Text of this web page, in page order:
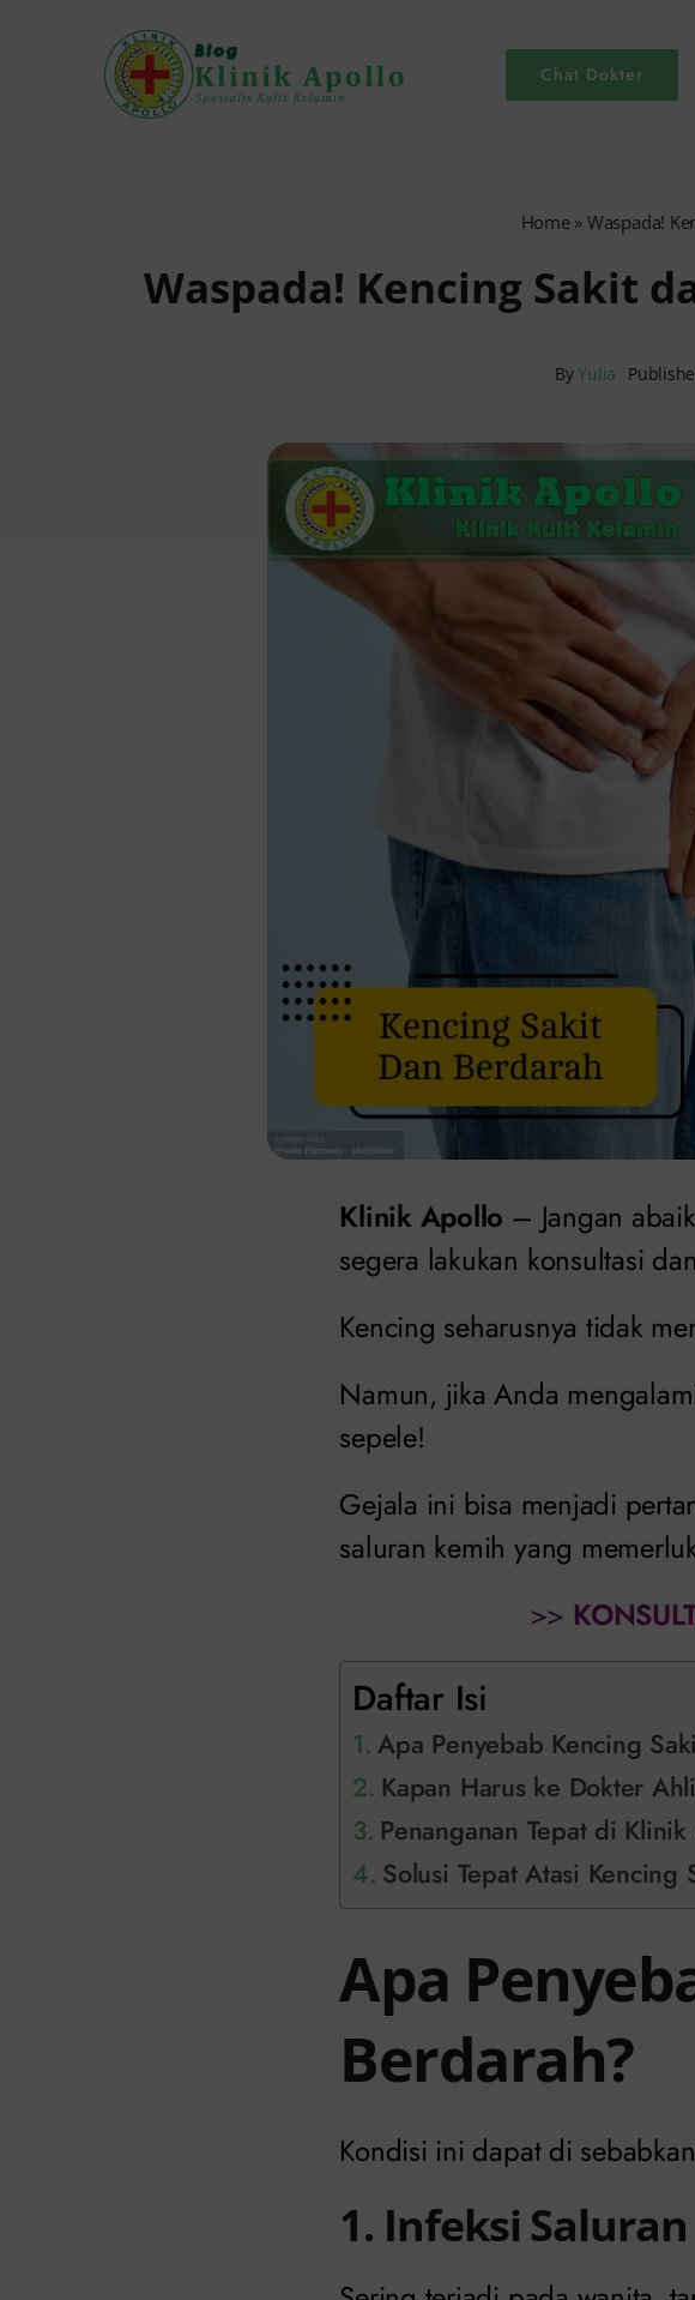
Chat Dokter
Home» Waspada!
Waspada! Kencing Sakit
ByYulia
Klinik Apollo – Jangan
segera lakukan konsultasi
Kencing seharusnya tidak
Namun, jika Anda
sepele!
Gejala ini bisa menjadi
saluran kemih yang
>>
Daftar Isi
Apa Penyebab Kencing
Kapan Harus ke Dokter
Penanganan Tepat di
Solusi Tepat Atasi
Apa
Berdarah?
Kondisi ini dapat di
1. Infeksi